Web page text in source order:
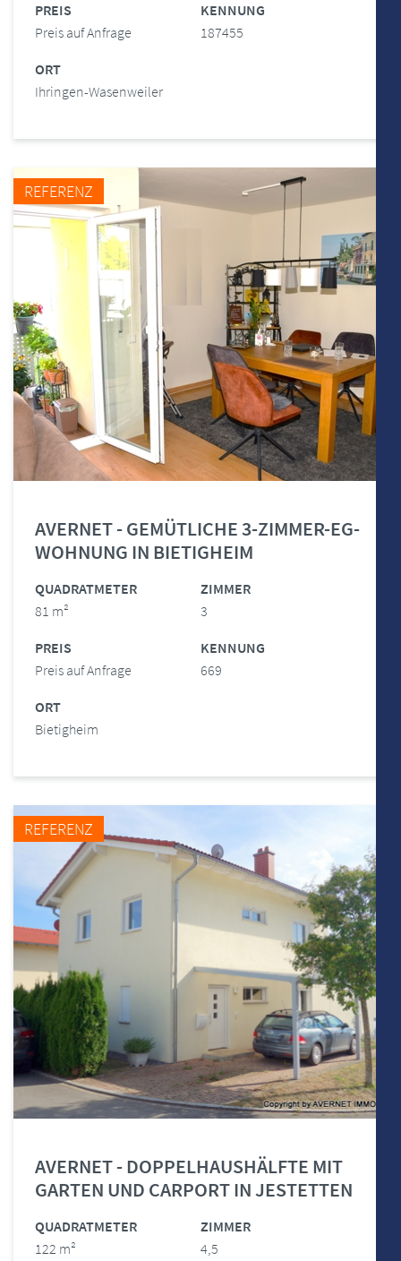
PREIS
Preis auf Anfrage
KENNUNG
187455
ORT
Ihringen-Wasenweiler
REFERENZ
AVERNET - GEMÜTLICHE 3-ZIMMER-EG-
WOHNUNG IN BIETIGHEIM
QUADRATMETER
81 m²
ZIMMER
3
PREIS
Preis auf Anfrage
KENNUNG
669
ORT
Bietigheim
REFERENZ
AVERNET - DOPPELHAUSHÄLFTE MIT
GARTEN UND CARPORT IN JESTETTEN
QUADRATMETER
122 m²
ZIMMER
4,5